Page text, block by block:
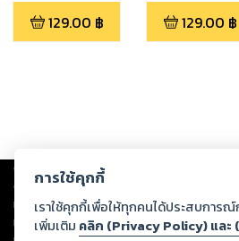
129.00 ฿ 129.00 ฿
Copyright © 2026
ต่อผลงานหรือเนื้อหาใดที่อัปโหลดผ่านเว็บไซต์แล
ทรัพย์สินทางปัญญาของบุคคลอื่นหรือขัดต่อกฎห
ทุกท่านโปรดใช้วิจารณญาณในการกลั่นกรองด้ว
การใช้คุกกี้
เราใช้คุกกี้เพื่อให้ทุกคนได้ประสบการ
เพิ่มเติม คลิก (Privacy Policy) และ